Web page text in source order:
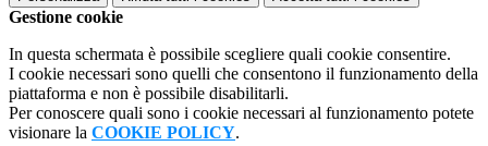
Gestione cookie
In questa schermata è possibile scegliere quali cookie consentire.
I cookie necessari sono quelli che consentono il funzionamento della
piattaforma e non è possibile disabilitarli.
Per conoscere quali sono i cookie necessari al funzionamento potete
visionare la COOKIE POLICY.